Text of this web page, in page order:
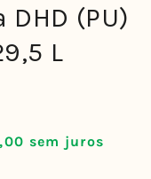
(PU)
L
sem juros